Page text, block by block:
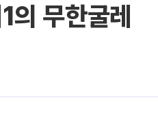
무한굴레